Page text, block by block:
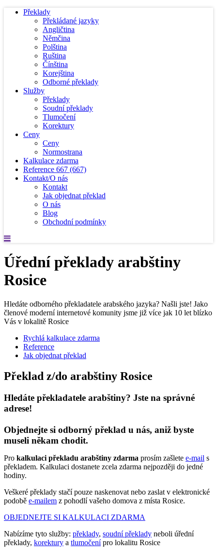
Překlady
Překládané jazyky
Angličtina
Němčina
Polština
Ruština
Čínština
Korejština
Odborné překlady
Služby
Překlady
Soudní překlady
Tlumočení
Korektury
Ceny
Ceny
Normostrana
Kalkulace zdarma
Reference 667 (667)
Kontakt/O nás
Kontakt
Jak objednat překlad
O nás
Blog
Obchodní podmínky
Úřední překlady arabštiny
Rosice
Hledáte odborného překladatele arabského jazyka? Našli jste! Jako
členové moderní internetové komunity jsme již více jak 10 let blízko
Vás v lokalitě Rosice
Rychlá kalkulace zdarma
Reference
Jak objednat překlad
Překlad z/do arabštiny Rosice
Hledáte překladatele arabštiny? Jste na správné
adrese!
Objednejte si odborný překlad u nás, aniž byste
museli někam chodit.
Pro kalkulaci překladu arabštiny zdarma prosím zašlete e-mail s
překladem. Kalkulaci dostanete zcela zdarma nejpozději do jedné
hodiny.
Veškeré překlady stačí pouze naskenovat nebo zaslat v elektronické
podobě e-mailem z pohodlí vašeho domova z místa Rosice.
OBJEDNEJTE SI KALKULACI ZDARMA
Nabízíme tyto služby: překlady, soudní překlady neboli úřední
překlady, korektury a tlumočenípro lokalitu Rosice